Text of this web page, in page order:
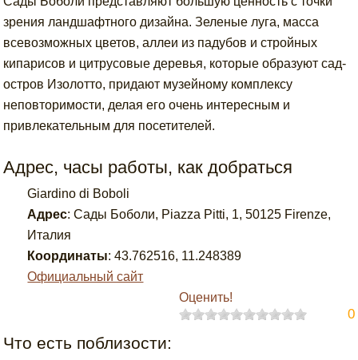
зрения ландшафтного дизайна. Зеленые луга, масса
всевозможных цветов, аллеи из падубов и стройных
кипарисов и цитрусовые деревья, которые образуют сад-
остров Изолотто, придают музейному комплексу
неповторимости, делая его очень интересным и
привлекательным для посетителей.
Адрес, часы работы, как добраться
Giardino di Boboli
Адрес:Сады Боболи, Piazza Pitti, 1, 50125 Firenze,
Италия
Координаты: 43.762516, 11.248389
Официальный сайт
Оценить!
0
Что есть поблизости: